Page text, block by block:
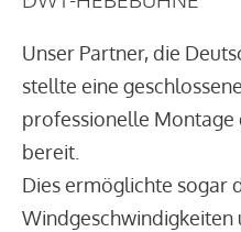
Unser Partner, die
stellte eine
professionelle Montage
bereit.
Dies ermöglichte sogar
Windgeschwindigkeiten